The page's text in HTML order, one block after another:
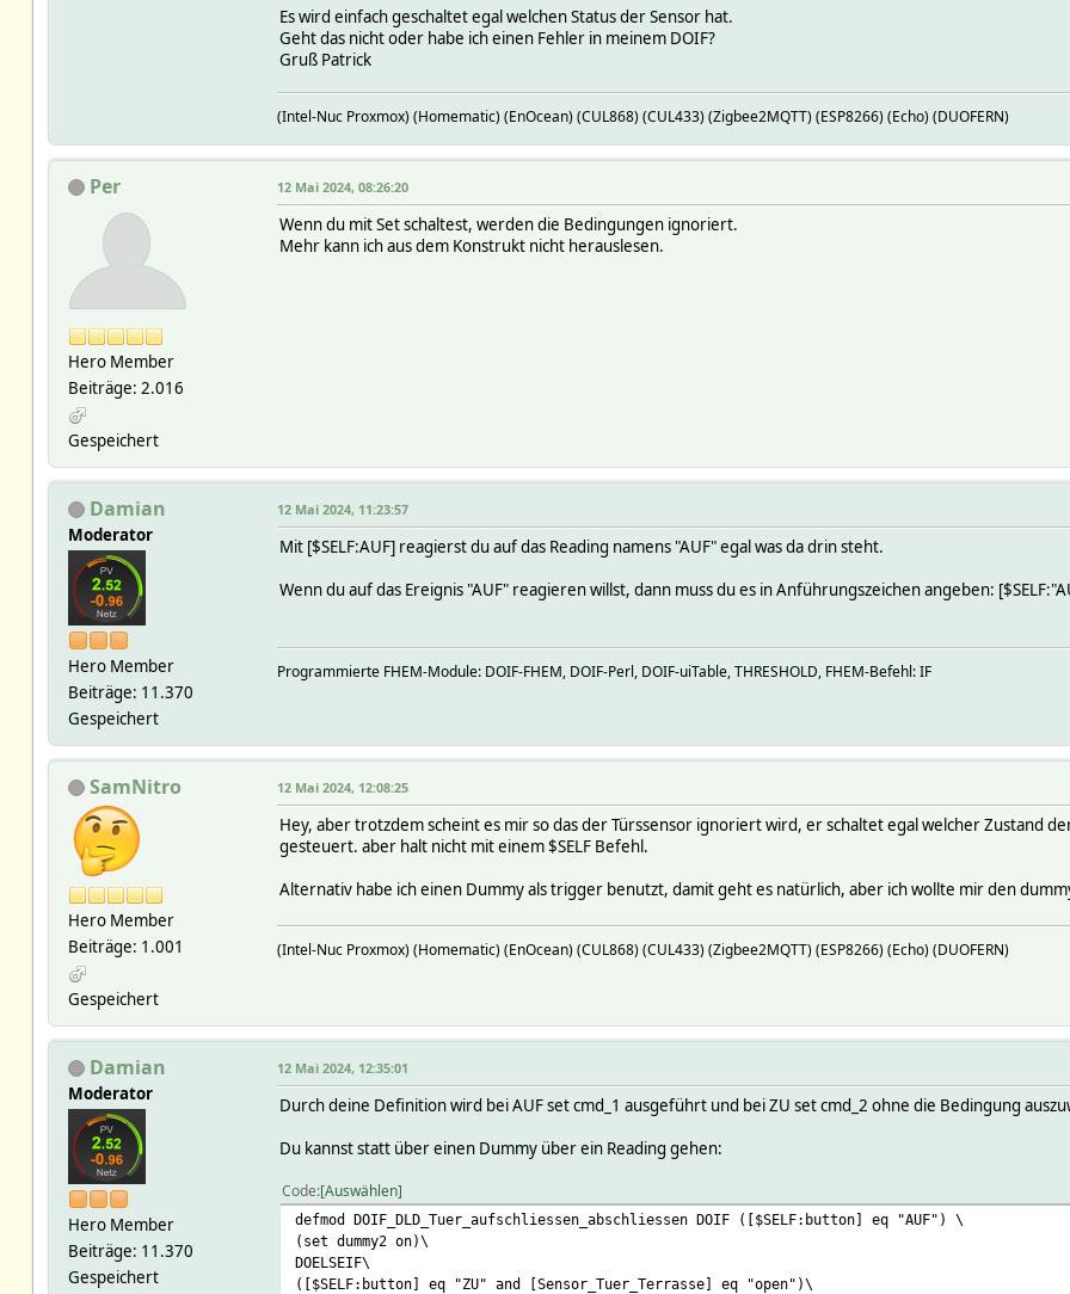
Es wird einfach geschaltet egal welchen Status der Sensor hat.
Geht das nicht oder habe ich einen Fehler in meinem DOIF?
Gruß Patrick
(Intel-Nuc Proxmox) (Homematic) (EnOcean) (CUL868) (CUL433) (Zigbee2MQTT) (ESP8266) (Echo) (DUOFERN)
Per
Hero Member
Beiträge: 2.016
Gespeichert
12 Mai 2024, 08:26:20
Wenn du mit Set schaltest, werden die Bedingungen ignoriert.
Mehr kann ich aus dem Konstrukt nicht herauslesen.
Damian
Moderator
Hero Member
Beiträge: 11.370
Gespeichert
12 Mai 2024, 11:23:57
Mit [$SELF:AUF] reagierst du auf das Reading namens "AUF" egal was da drin steht.
Wenn du auf das Ereignis "AUF" reagieren willst, dann muss du es in Anführungszeichen angeben:
Programmierte FHEM-Module: DOIF-FHEM, DOIF-Perl, DOIF-uiTable, THRESHOLD, FHEM-Befehl: IF
SamNitro
Hero Member
Beiträge: 1.001
Gespeichert
12 Mai 2024, 12:08:25
Hey, aber trotzdem scheint es mir so das der Türssensor ignoriert wird, er schaltet egal welcher Zustand
gesteuert. aber halt nicht mit einem $SELF Befehl.
Alternativ habe ich einen Dummy als trigger benutzt, damit geht es natürlich, aber ich wollte mir den
(Intel-Nuc Proxmox) (Homematic) (EnOcean) (CUL868) (CUL433) (Zigbee2MQTT) (ESP8266) (Echo) (DUOFERN)
Damian
Moderator
Hero Member
Beiträge: 11.370
Gespeichert
12 Mai 2024, 12:35:01
Durch deine Definition wird bei AUF set cmd_1 ausgeführt und bei ZU set cmd_2 ohne die Bedingung
Du kannst statt über einen Dummy über ein Reading gehen:
Code Auswählen
defmod DOIF_DLD_Tuer_aufschliessen_abschliessen DOIF ([$SELF:button] eq "AUF") \
(set dummy2 on)\
DOELSEIF\
([$SELF:button] eq "ZU" and [Sensor_Tuer_Terrasse] eq "open")\